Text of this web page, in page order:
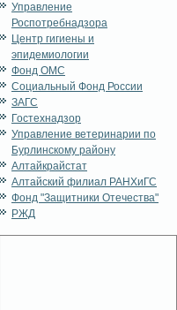
Управление
Роспотребнадзора
Центр гигиены и
эпидемиологии
Фонд ОМС
Социальный Фонд России
ЗАГС
Гостехнадзор
Управление ветеринарии по
Бурлинскому району
Алтайкрайстат
Алтайский филиал РАНХиГС
Фонд "Защитники Отечества"
РЖД